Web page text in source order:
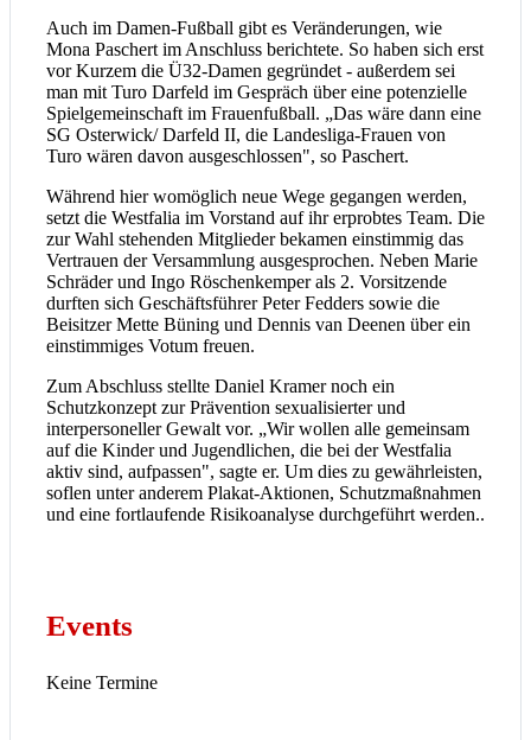
Auch im Damen-Fußball gibt es Veränderungen, wie
Mona Paschert im Anschluss berichtete. So haben sich erst
vor Kurzem die Ü32-Damen gegründet - außerdem sei
man mit Turo Darfeld im Gespräch über eine potenzielle
Spielgemeinschaft im Frauenfußball. „Das wäre dann eine
SG Osterwick/ Darfeld II, die Landesliga-Frauen von
Turo wären davon ausgeschlossen", so Paschert.
Während hier womöglich neue Wege gegangen werden,
setzt die Westfalia im Vorstand auf ihr erprobtes Team. Die
zur Wahl stehenden Mitglieder bekamen einstimmig das
Vertrauen der Versammlung ausgesprochen. Neben Marie
Schräder und Ingo Röschenkemper als 2. Vorsitzende
durften sich Geschäftsführer Peter Fedders sowie die
Beisitzer Mette Büning und Dennis van Deenen über ein
einstimmiges Votum freuen.
Zum Abschluss stellte Daniel Kramer noch ein
Schutzkonzept zur Prävention sexualisierter und
interpersoneller Gewalt vor. „Wir wollen alle gemeinsam
auf die Kinder und Jugendlichen, die bei der Westfalia
aktiv sind, aufpassen", sagte er. Um dies zu gewährleisten,
soflen unter anderem Plakat-Aktionen, Schutzmaßnahmen
und eine fortlaufende Risikoanalyse durchgeführt werden..
Events
Keine Termine